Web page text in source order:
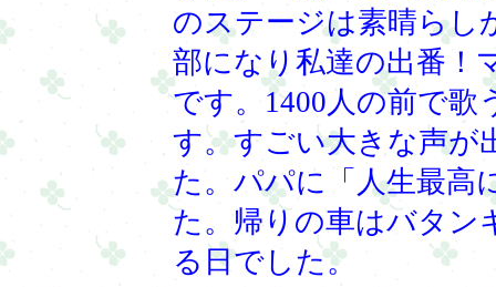
のステージは素晴らし
部になり私達の出番！
です。1400人の前で
す。すごい大きな声が
た。パパに「人生最高
た。帰りの車はバタン
る日でした。